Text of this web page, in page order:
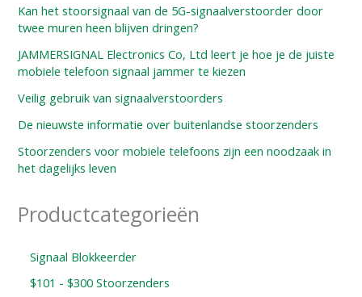
Kan het stoorsignaal van de 5G-signaalverstoorder door
twee muren heen blijven dringen?
JAMMERSIGNAL Electronics Co, Ltd leert je hoe je de juiste
mobiele telefoon signaal jammer te kiezen
Veilig gebruik van signaalverstoorders
De nieuwste informatie over buitenlandse stoorzenders
Stoorzenders voor mobiele telefoons zijn een noodzaak in
het dagelijks leven
Productcategorieën
Signaal Blokkeerder
$101 - $300 Stoorzenders